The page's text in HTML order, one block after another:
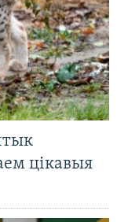
цікавыя